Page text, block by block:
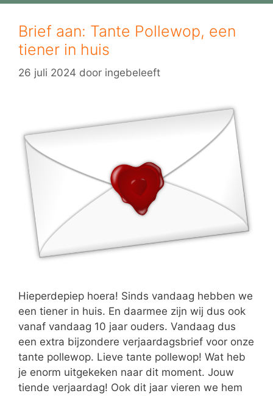
Brief aan: Tante Pollewop, een
tiener in huis
26 juli 2024 door ingebeleeft
Hieperdepiep hoera! Sinds vandaag hebben we
een tiener in huis. En daarmee zijn wij dus ook
vanaf vandaag 10 jaar ouders. Vandaag dus
een extra bijzondere verjaardagsbrief voor onze
tante pollewop. Lieve tante pollewop! Wat heb
je enorm uitgekeken naar dit moment. Jouw
tiende verjaardag! Ook dit jaar vieren we hem